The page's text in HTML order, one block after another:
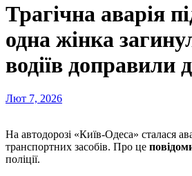
Трагічна аварія
одна жінка
водіїв доправили
Лют 7, 2026
На автодорозі «Київ-Одеса» сталася аварія за участю трьох
транспортних засобів. Про це
поліції.